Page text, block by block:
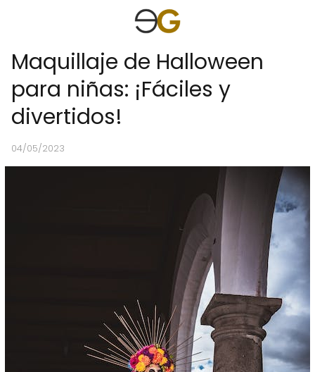
Maquillaje de Halloween
para niñas: ¡Fáciles y
divertidos!
04/05/2023